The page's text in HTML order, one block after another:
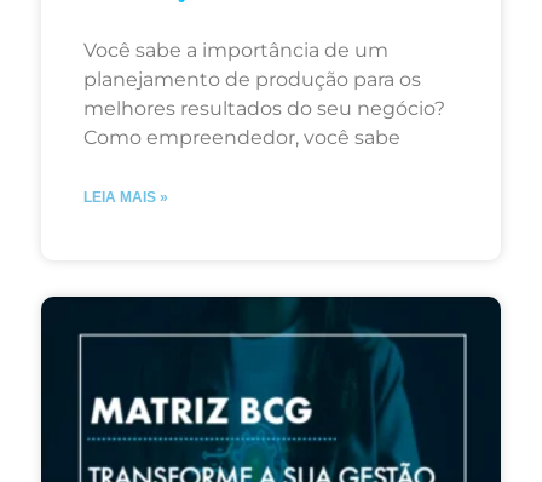
Você sabe a importância de um
planejamento de produção para os
melhores resultados do seu negócio?
Como empreendedor, você sabe
LEIA MAIS »